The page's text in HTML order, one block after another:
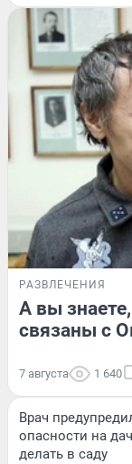
РАЗВЛЕЧЕНИЯ
А вы
связаны с
7 августа 1 640
Врач
опасности на
делать в саду